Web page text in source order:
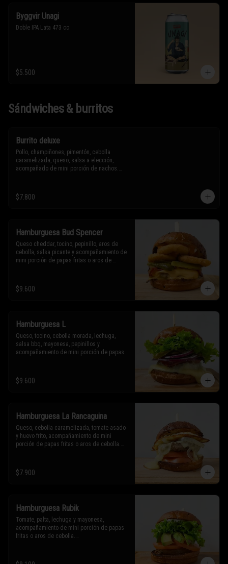
Byggvir Unagi
Doble IPA Lata 473 cc
$5.500
Sándwiches & burritos
Burrito deluxe
Pollo, champiñones, pimentón, cebolla
caramelizada, queso, salsa a elección,
acompañado de mini porción de nachos.
* Los ingredientes no son intercambiables.
Sólo puedes solicitar eliminar un
$7.800
Hamburguesa Bud Spencer
Queso cheddar, tocino, pepinillo, aros de
cebolla, salsa picante y acompañamiento de
mini porción de papas fritas o aros de
* Los ingredientes no son intercambiables.
Sólo puedes solicitar eliminar un
$9.600
Hamburguesa L
Queso, tocino, cebolla morada, lechuga,
salsa bbq, mayonesa, pepinillos y
acompañamiento de mini porción de papas
* Los ingredientes no son intercambiables.
Sólo puedes solicitar eliminar un
$9.600
Hamburguesa La Rancaguina
Queso, cebolla caramelizada, tomate asado
y huevo frito, acompañamiento de mini
porción de papas fritas o aros de cebolla.
Sólo puedes solicitar eliminar un
ingrediente.
$7.900
Hamburguesa Rubik
Tomate, palta, lechuga y mayonesa,
acompañamiento de mini porción de papas
fritas o aros de cebolla.
* Los ingredientes no son intercambiables.